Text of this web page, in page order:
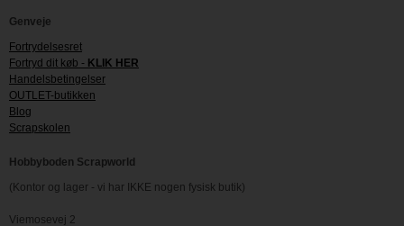
Genveje
Fortrydelsesret
Fortryd dit køb - KLIK HER
Handelsbetingelser
OUTLET-butikken
Blog
Scrapskolen
Hobbyboden Scrapworld
(Kontor og lager - vi har IKKE nogen fysisk butik)
Viemosevej 2